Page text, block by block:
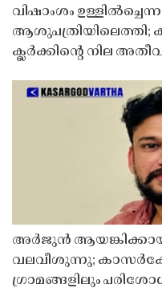
വിഷാംശം
ആശുപത്രിയിലെത്തി;
ക്ലർക്കിൻ്റെ നില
അർജുൻ
വലവീശുന്നു;
ഗ്രാമങ്ങളിലും